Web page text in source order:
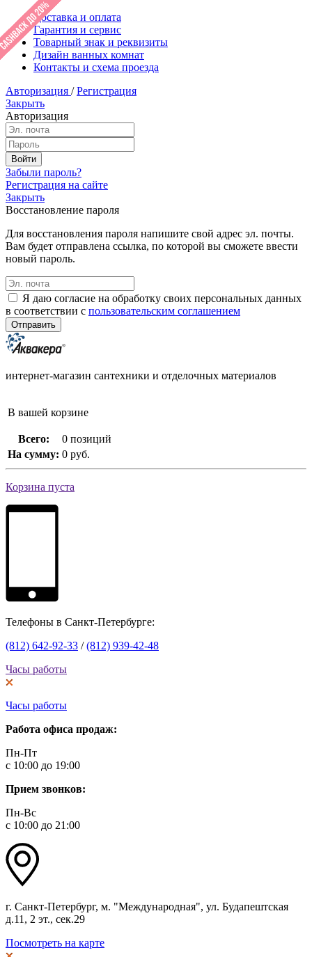
Доставка и оплата
Гарантия и сервис
Товарный знак и реквизиты
Дизайн ванных комнат
Контакты и схема проезда
Авторизация / Регистрация
Закрыть
Авторизация
Забыли пароль?
Регистрация на сайте
Закрыть
Восстановление пароля
Для восстановления пароля напишите свой адрес эл. почты.
Вам будет отправлена ссылка, по которой вы сможете ввести
новый пароль.
Я даю согласие на обработку своих персональных данных
в соответствии с пользовательским соглашением
интернет-магазин сантехники и отделочных материалов
В вашей корзине
Всего:
0 позиций
На сумму: 0 руб.
Корзина пуста
Телефоны в Санкт-Петербурге:
(812) 642-92-33 /(812) 939-42-48
Часы работы
Часы работы
Работа офиса продаж:
Пн-Пт
с 10:00 до 19:00
Прием звонков:
Пн-Вс
с 10:00 до 21:00
г. Санкт-Петербург, м. "Международная", ул. Будапештская
д.11, 2 эт., сек.29
Посмотреть на карте